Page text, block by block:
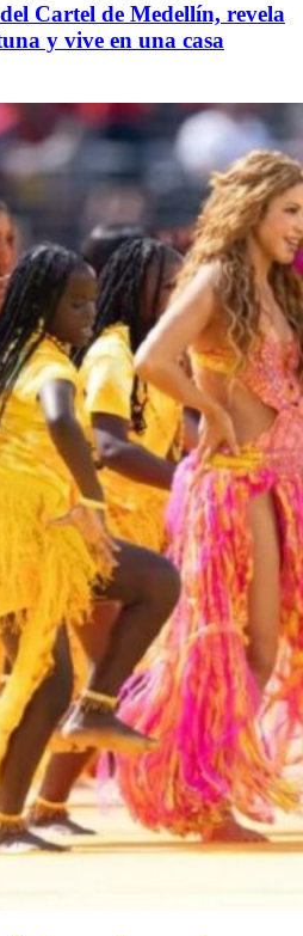
Cartel de Medellín, revela
y vive en una casa